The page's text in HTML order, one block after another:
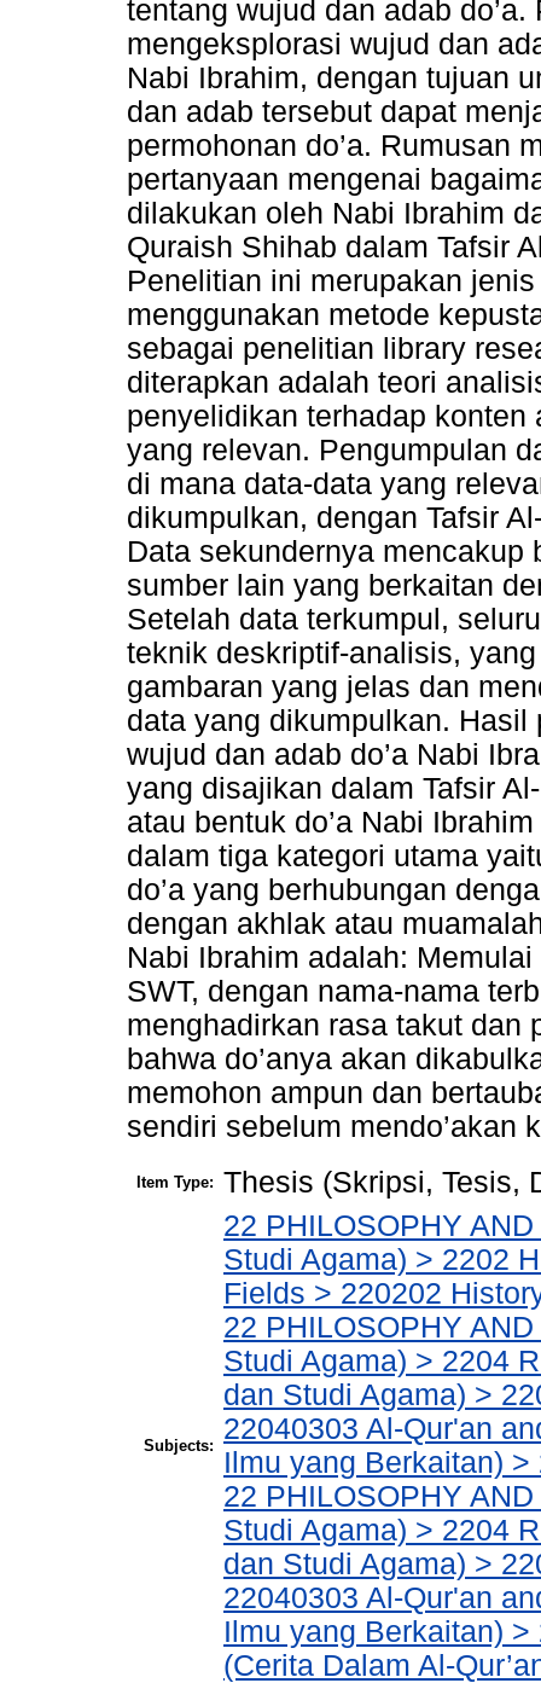
tentang wujud dan adab
mengeksplorasi wujud dan
Nabi Ibrahim, dengan tujuan
dan adab tersebut dapat
permohonan do’a. Rumusan
pertanyaan mengenai
dilakukan oleh Nabi Ibrahim
Quraish Shihab dalam Tafsir
Penelitian ini merupakan
menggunakan metode
sebagai penelitian library
diterapkan adalah teori
penyelidikan terhadap
yang relevan. Pengumpulan
di mana data-data yang
dikumpulkan, dengan Tafsir
Data sekundernya
sumber lain yang berkaitan
Setelah data terkumpul,
teknik deskriptif-analisis,
gambaran yang jelas dan
data yang dikumpulkan.
wujud dan adab do’a Nabi
yang disajikan dalam Tafsir
atau bentuk do’a Nabi
dalam tiga kategori utama
do’a yang berhubungan
dengan akhlak atau
Nabi Ibrahim adalah:
SWT, dengan nama-nama
menghadirkan rasa takut dan
bahwa do’anya akan
memohon ampun dan
sendiri sebelum mendo’akan
Item Type: Thesis (Skripsi, Tesis,
Subjects:
22 PHILOSOPHY
Studi Agama) > 2202
Fields > 220202
22 PHILOSOPHY
Studi Agama) > 2204
dan Studi Agama) >
22040303 Al-Qur'an
Ilmu yang Berkaitan) >
22 PHILOSOPHY
Studi Agama) > 2204
dan Studi Agama) >
22040303 Al-Qur'an
Ilmu yang Berkaitan)
(Cerita Dalam Al-